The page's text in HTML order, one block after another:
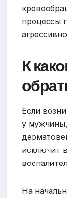
процессы
К
Если
у мужчины,
исключит
На